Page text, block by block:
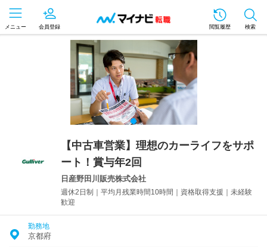
メニュー 会員登録 閲覧履歴 検索
【中古車営業】理想のカーライフをサポ
ート！賞与年2回
日産野田川販売株式会社
週休2日制｜平均月残業時間10時間｜資格取得支援｜未経験
歓迎
勤務地
京都府